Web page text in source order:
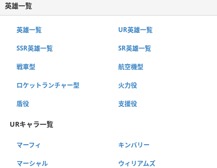
英雄一覧
英雄一覧 UR英雄一覧
SSR英雄一覧 SR英雄一覧
戦車型 航空機型
ロケットランチャー型 火力役
盾役 支援役
URキャラ一覧
マーフィ キンバリー
マーシャル ウィリアムズ